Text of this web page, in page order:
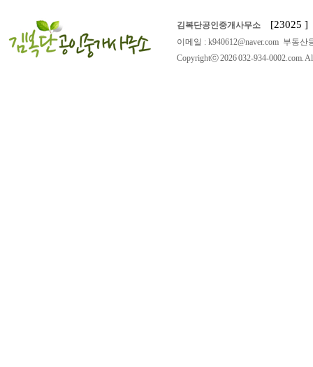
김복단공인중개사무소 [23025 ]
이메일 : k940612@naver.com 부동
Copyrightⓒ 2026 032-934-0002.com.